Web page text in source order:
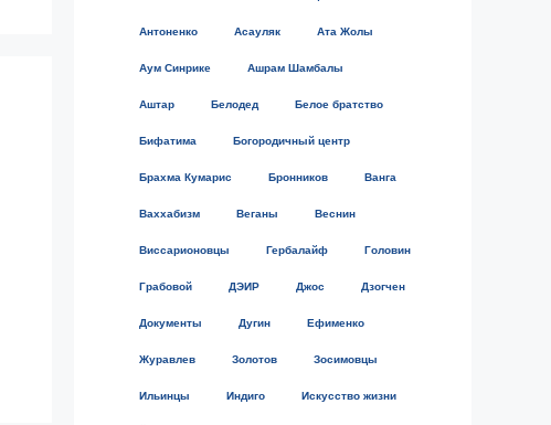
Антоненко Асауляк Ата Жолы
Аум Синрике Ашрам Шамбалы
Аштар Белодед Белое братство
Бифатима Богородичный центр
Брахма Кумарис Бронников Ванга
Ваххабизм Веганы Веснин
Виссарионовцы Гербалайф Головин
Грабовой ДЭИР Джос Дзогчен
Документы Дугин Ефименко
Журавлев Золотов Зосимовцы
Ильинцы Индиго Искусство жизни